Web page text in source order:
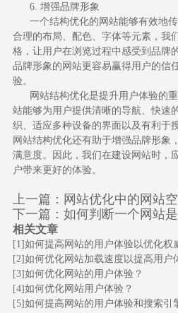
6. 增强品牌形象
一个结构优化的网站能够有效地传
合理的布局、配色、字体等元素，我
格，让用户在浏览过程中感受到品牌
品牌形象的网站更容易赢得用户的信
验。
网站结构优化是提升用户体验的重
站能够为用户提供清晰的导航、快速
织、适应多种设备的界面以及有利于
网站结构优化还有助于增强品牌形象
满意度。因此，我们在建设网站时，
户带来更好的体验。
上一篇： 网站优化中的网站
下一篇： 如何判断一个网站
相关文章
[1]如何提高网站的用户体验以优化权
[2]如何优化网站加载速度以提高用户
[3]如何优化网站的用户体验？
[4]如何优化网站用户体验？
[5]如何提高网站的用户体验和搜索引